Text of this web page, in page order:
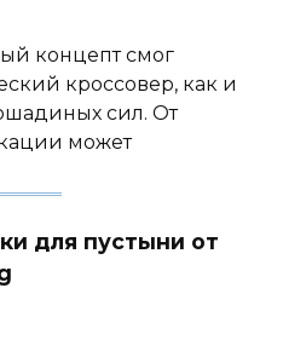
концепт смог
кроссовер, как и
сил. От
может
для пустыни от